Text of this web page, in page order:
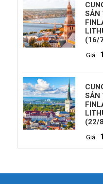
SẢN
(16/
Giá
SẢN
(22/
Giá